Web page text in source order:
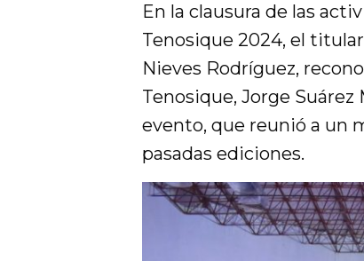
En la clausura de las
Tenosique 2024, el
Nieves Rodríguez,
Tenosique, Jorge
evento, que reunió a un
pasadas ediciones.